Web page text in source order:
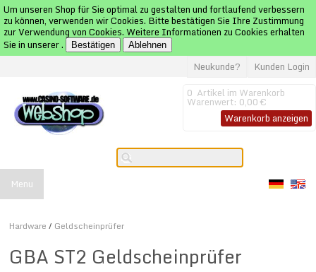
Um unseren Shop für Sie optimal zu gestalten und fortlaufend verbessern
zu können, verwenden wir Cookies. Bitte bestätigen Sie Ihre Zustimmung
zur Verwendung von Cookies. Weitere Informationen zu Cookies erhalten
Sie in unserer. Bestätigen Ablehnen
Kunden Login
Neukunde?
0 Artikel im Warenkorb
Warenwert: 0,00 €
Warenkorb anzeigen
Menu
Hardware / Geldscheinprüfer
GBA ST2 Geldscheinprüfer